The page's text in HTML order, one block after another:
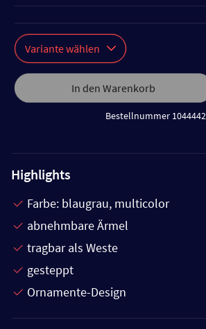
Variante wählen
In den Warenkorb
Bestellnummer 1044442
Highlights
Farbe: blaugrau, multicolor
abnehmbare Ärmel
tragbar als Weste
gesteppt
Ornamente-Design